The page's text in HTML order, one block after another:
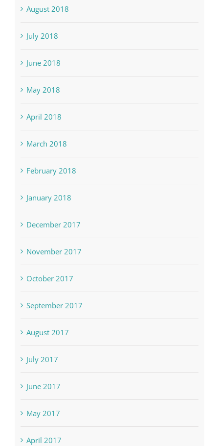
August 2018
July 2018
June 2018
May 2018
April 2018
March 2018
February 2018
January 2018
December 2017
November 2017
October 2017
September 2017
August 2017
July 2017
June 2017
May 2017
April 2017